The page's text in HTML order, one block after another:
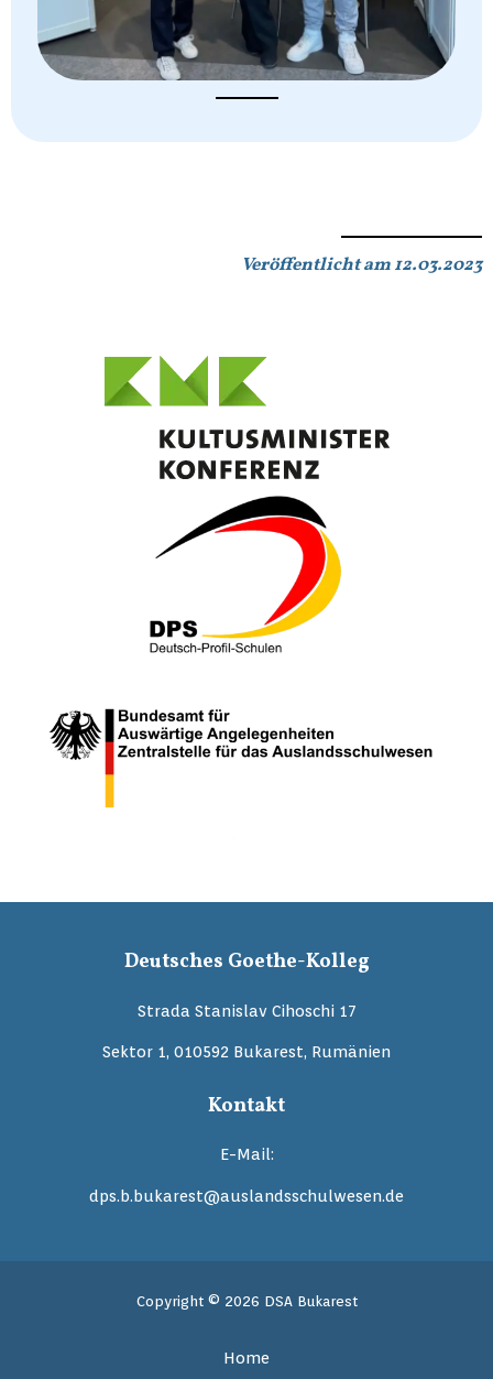
Veröffentlicht am 12.03.2023
Deutsches Goethe-Kolleg
Strada Stanislav Cihoschi 17
Sektor 1, 010592 Bukarest, Rumänien
Kontakt
E-Mail:
dps.b.bukarest@auslandsschulwesen.de
Copyright © 2026 DSA Bukarest
Home